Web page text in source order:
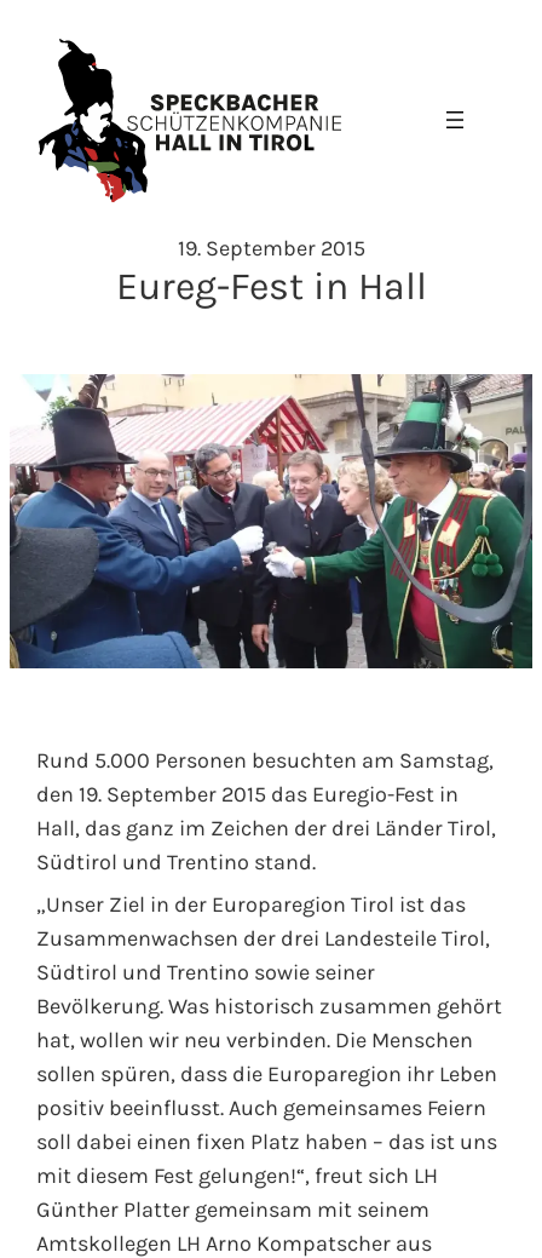
Inhalt
springen
19. September 2015
Eureg-Fest in Hall
Rund 5.000 Personen besuchten am Samstag,
den 19. September 2015 das Euregio-Fest in
Hall, das ganz im Zeichen der drei Länder Tirol,
Südtirol und Trentino stand.
„Unser Ziel in der Europaregion Tirol ist das
Zusammenwachsen der drei Landesteile Tirol,
Südtirol und Trentino sowie seiner
Bevölkerung. Was historisch zusammen gehört
hat, wollen wir neu verbinden. Die Menschen
sollen spüren, dass die Europaregion ihr Leben
positiv beeinflusst. Auch gemeinsames Feiern
soll dabei einen fixen Platz haben – das ist uns
mit diesem Fest gelungen!“, freut sich LH
Günther Platter gemeinsam mit seinem
Amtskollegen LH Arno Kompatscher aus